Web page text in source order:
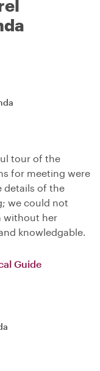
tour of the
for meeting were
details of the
we could not
without her
knowledgable.
Guide